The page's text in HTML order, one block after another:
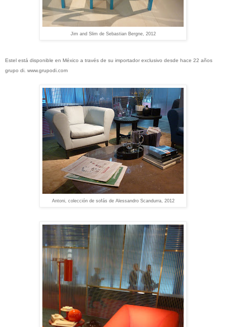
Jim and Slim de Sebastian Bergne, 2012
Estel está disponible en México a través de su importador exclusivo desde hace 22 años
grupo di. www.grupodi.com
Antoni, colección de sofás de Alessandro Scandurra, 2012